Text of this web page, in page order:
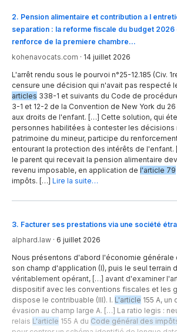
2. Pension alimentaire et contribution a l
separation : la reforme fiscale du budget 2026
renforce de la premiere chambre…
kohenavocats.com · 14 juillet 2026
L'arrêt rendu sous le pourvoi n°25-12.185 (Civ.
censure une décision qui n'avait pas respecté
articles 338-1 et suivants du Code de
3-1 et 12-2 de la Convention de New York du
aux droits de l'enfant. […] Cette solution, qui
personnes habilitées à contester les décisions
patrimoine du mineur, participe du
entourant la protection des intérêts de
le parent qui recevait la pension alimentaire
revenu imposable, en application de l'article 79
impôts. […] Lire la suite…
3. Facturer ses prestations via une société
alphard.law · 6 juillet 2026
Nous présentons d'abord l'économie générale
son champ d'application (I), puis le seul terrain
véritablement opérant, […] avant d'examiner
dispositif avec les conventions fiscales et les
dispose le contribuable (III). I. L'article 155 A,
évasion au champ large A. […] La ratio legis :
relais L'article 155 A du Code général des